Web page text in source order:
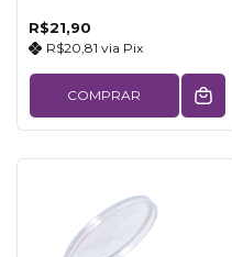
R$21,90
R$20,81 via Pix
COMPRAR